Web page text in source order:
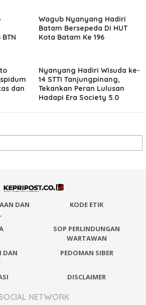
Wagub Nyanyang Hadiri
Batam Bersepeda Di HUT
Kota Batam Ke 196
dan
Nyanyang Hadiri Wisuda ke-
14 STTI Tanjungpinang,
Tekankan Peran Lulusan
Hadapi Era Society 5.0
DAN
KODE ETIK
SOP PERLINDUNGAN
WARTAWAN
DAN
PEDOMAN SIBER
DISCLAIMER
NETWORK